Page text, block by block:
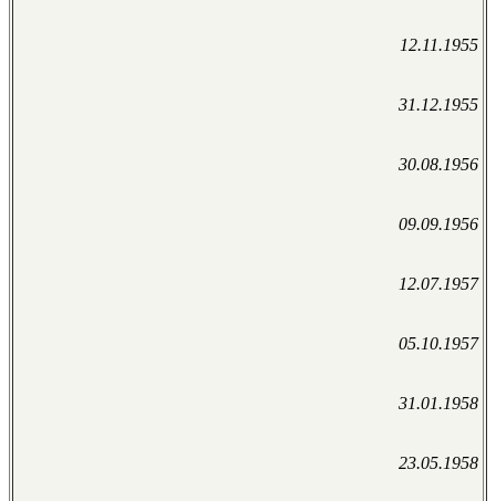
12.11.1955
31.12.1955
30.08.1956
09.09.1956
12.07.1957
05.10.1957
31.01.1958
23.05.1958